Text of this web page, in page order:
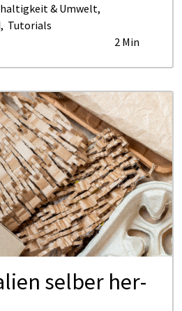
& Umwelt,
, Tutorials
2 Min
sel­ber her­